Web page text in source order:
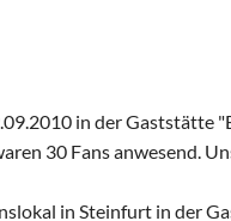
in der Gaststätte
30 Fans anwesend.
in Steinfurt in der